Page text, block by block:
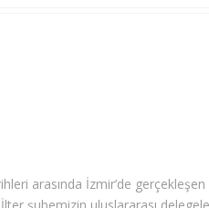
arasında İzmir’de